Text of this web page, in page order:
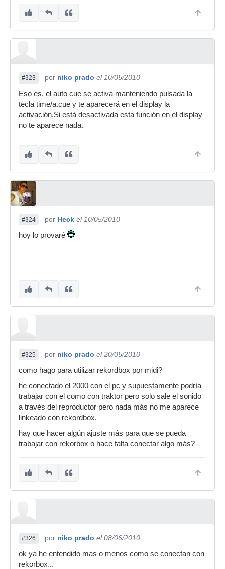
#323 por niko prado el 10/05/2010
Eso es, el auto cue se activa manteniendo pulsada la
tecla time/a.cue y te aparecerá en el display la
activación.Si está desactivada esta función en el display
no te aparece nada.
#324 por Heck el 10/05/2010
hoy lo provaré
#325 por niko prado el 20/05/2010
como hago para utilizar rekordbox por midi?
he conectado el 2000 con el pc y supuestamente podría
trabajar con el como con traktor pero solo sale el sonido
a través del reproductor pero nada más no me aparece
linkeado con rekordbox.
hay que hacer algún ajuste más para que se pueda
trabajar con rekorbox o hace falta conectar algo más?
#326 por niko prado el 08/06/2010
ok ya he entendido mas o menos como se conectan con
rekorbox...